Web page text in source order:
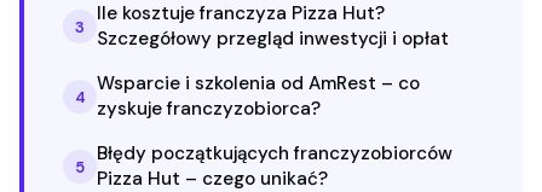
3
Ile kosztuje franczyza Pizza Hut?
Szczegółowy przegląd inwestycji i opłat
4
Wsparcie i szkolenia od AmRest – co
zyskuje franczyzobiorca?
5
Błędy początkujących franczyzobiorców
Pizza Hut – czego unikać?